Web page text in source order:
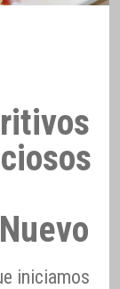
iniciamos